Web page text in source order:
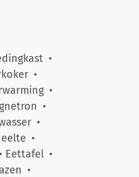
•
•
•
•
•
•
• Eettafel •
•